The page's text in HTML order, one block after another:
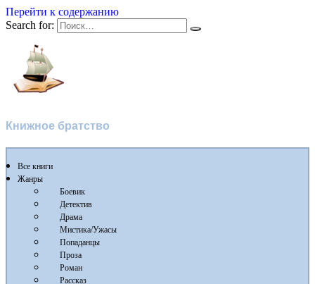
Перейти к содержанию
Search for:
Книжное братство
Все книги
Жанры
Боевик
Детектив
Драма
Мистика/Ужасы
Попаданцы
Проза
Роман
Рассказ